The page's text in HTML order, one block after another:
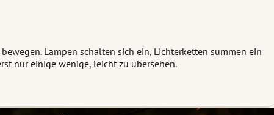
Lampen schalten sich ein, Lichterketten summen ein
nur einige wenige, leicht zu übersehen.